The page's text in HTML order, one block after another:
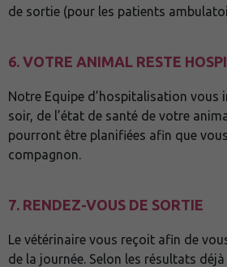
de sortie (pour les patients
6. VOTRE ANIMAL RESTE
Notre Equipe d’hospitalisation vous
soir, de l’état de santé de votre
pourront être planifiées afin que
compagnon.
7. RENDEZ-VOUS DE SORTIE
Le vétérinaire vous reçoit afin de
de la journée. Selon les résultats